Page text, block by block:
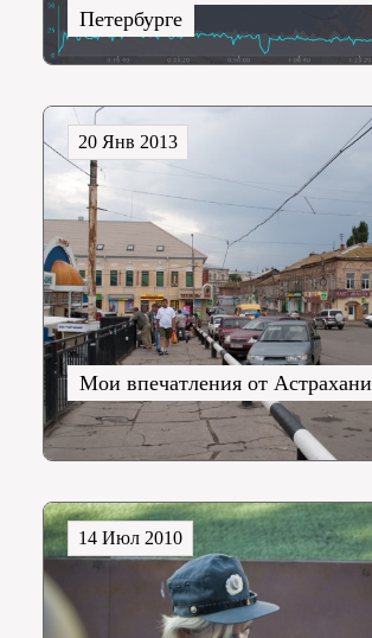
Петербурге
Мои впечатления от Астрахани
20 Янв 2013
14 Июл 2010